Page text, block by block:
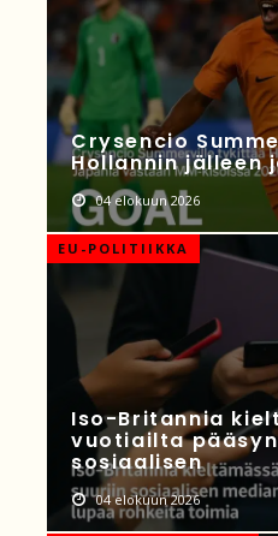
Crysencio
Hollannin jälleen
04 elokuun 2026
EU-POLITIIKKA
Iso-Britannia
vuotiailta
sosiaalisen
04 elokuun 2026